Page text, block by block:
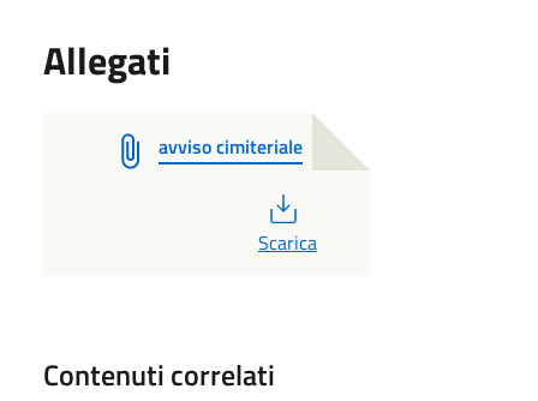
Allegati
avviso cimiteriale
Scarica
Contenuti correlati